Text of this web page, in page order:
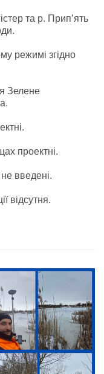
та р. Прип’ять
режимі згідно
Зелене
проектні.
введені.
відсутня.